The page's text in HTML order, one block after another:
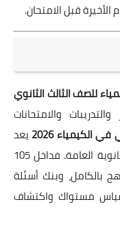
قبل الامتحان.
للصف الثالث الثانوي
والامتحانات
الكيمياء 2026
يعد
من أقوى الملفات المتاحة حاليًا لطلاب الثانوية العامة. فداخل 105
بالكامل، وبنك أسئلة
مستواك واكتشاف